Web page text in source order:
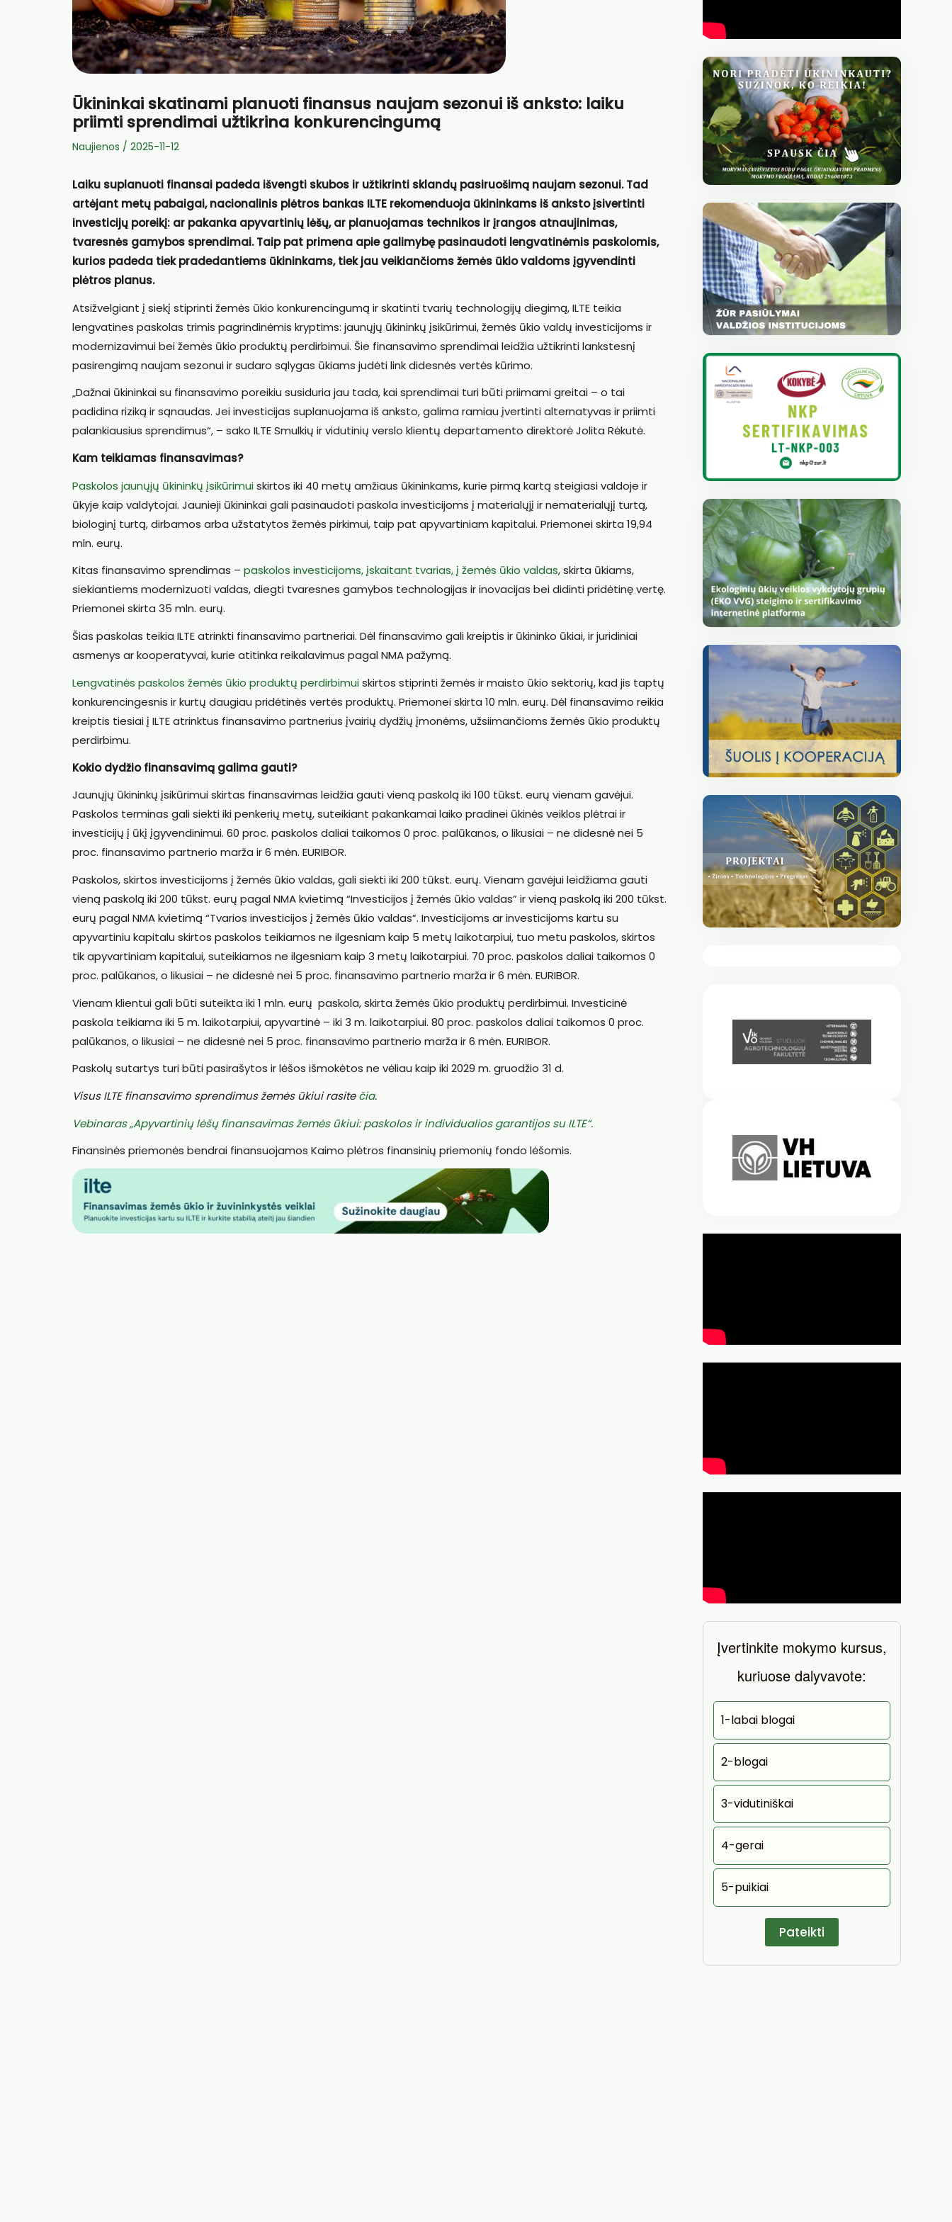
Ūkininkai skatinami planuoti finansus naujam sezonui iš anksto: laiku
priimti sprendimai užtikrina konkurencingumą
Naujienos / 2025-11-12
Laiku suplanuoti finansai padeda išvengti skubos ir užtikrinti sklandų pasiruošimą naujam sezonui. Tad
artėjant metų pabaigai, nacionalinis plėtros bankas ILTE rekomenduoja ūkininkams iš anksto įsivertinti
investicijų poreikį: ar pakanka apyvartinių lėšų, ar planuojamas technikos ir įrangos atnaujinimas,
tvaresnės gamybos sprendimai.Taip pat primena apie galimybę pasinaudoti lengvatinėmis paskolomis,
kurios padeda tiek pradedantiems ūkininkams, tiek jau veikiančioms žemės ūkio valdoms įgyvendinti
plėtros planus.
Atsižvelgiant į siekį stiprinti žemės ūkio konkurencingumą ir skatinti tvarių technologijų diegimą, ILTE teikia
lengvatines paskolas trimis pagrindinėmis kryptims: jaunųjų ūkininkų įsikūrimui, žemės ūkio valdų investicijoms ir
modernizavimui bei žemės ūkio produktų perdirbimui. Šie finansavimo sprendimai leidžia užtikrinti lankstesnį
pasirengimą naujam sezonui ir sudaro sąlygas ūkiams judėti link didesnės vertės kūrimo.
„Dažnai ūkininkai su finansavimo poreikiu susiduria jau tada, kai sprendimai turi būti priimami greitai – o tai
padidina riziką ir sąnaudas. Jei investicijas suplanuojama iš anksto, galima ramiau įvertinti alternatyvas ir priimti
palankiausius sprendimus“, – sako ILTE Smulkių ir vidutinių verslo klientų departamento direktorė Jolita Rėkutė.
Kam teikiamas finansavimas?
Paskolos jaunųjų ūkininkų įsikūrimuiskirtos iki 40 metų amžiaus ūkininkams, kurie pirmą kartą steigiasi valdoje ir
ūkyje kaip valdytojai. Jaunieji ūkininkai gali pasinaudoti paskola investicijoms į materialųjį ir nematerialųjį turtą,
biologinį turtą, dirbamos arba užstatytos žemės pirkimui, taip pat apyvartiniam kapitalui. Priemonei skirta 19,94
mln. eurų.
Kitas finansavimo sprendimas – paskolos investicijoms, įskaitant tvarias, į žemės ūkio valdas, skirta ūkiams,
siekiantiems modernizuoti valdas, diegti tvaresnes gamybos technologijas ir inovacijas bei didinti pridėtinę vertę.
Priemonei skirta 35 mln. eurų.
Šias paskolas teikia ILTE atrinkti finansavimo partneriai. Dėl finansavimo gali kreiptis ir ūkininko ūkiai, ir juridiniai
asmenys ar kooperatyvai, kurie atitinka reikalavimus pagal NMA pažymą.
Lengvatinės paskolos žemės ūkio produktų perdirbimuiskirtos stiprinti žemės ir maisto ūkio sektorių, kad jis taptų
konkurencingesnis ir kurtų daugiau pridėtinės vertės produktų. Priemonei skirta 10 mln. eurų. Dėl finansavimo reikia
kreiptis tiesiai į ILTE atrinktus finansavimo partnerius įvairių dydžių įmonėms, užsiimančioms žemės ūkio produktų
perdirbimu.
Kokio dydžio finansavimą galima gauti?
Jaunųjų ūkininkų įsikūrimui skirtas finansavimas leidžia gauti vieną paskolą iki 100 tūkst. eurų vienam gavėjui.
Paskolos terminas gali siekti iki penkerių metų, suteikiant pakankamai laiko pradinei ūkinės veiklos plėtrai ir
investicijų į ūkį įgyvendinimui. 60 proc. paskolos daliai taikomos 0 proc. palūkanos, o likusiai – ne didesnė nei 5
proc. finansavimo partnerio marža ir 6 mėn. EURIBOR.
Paskolos, skirtos investicijoms į žemės ūkio valdas, gali siekti iki 200 tūkst. eurų. Vienam gavėjui leidžiama gauti
vieną paskolą iki 200 tūkst. eurų pagal NMA kvietimą “Investicijos į žemės ūkio valdas” ir vieną paskolą iki 200 tūkst.
eurų pagal NMA kvietimą “Tvarios investicijos į žemės ūkio valdas”. Investicijoms ar investicijoms kartu su
apyvartiniu kapitalu skirtos paskolos teikiamos ne ilgesniam kaip 5 metų laikotarpiui, tuo metu paskolos, skirtos
tik apyvartiniam kapitalui, suteikiamos ne ilgesniam kaip 3 metų laikotarpiui. 70 proc. paskolos daliai taikomos 0
proc. palūkanos, o likusiai – ne didesnė nei 5 proc. finansavimo partnerio marža ir 6 mėn. EURIBOR.
Vienam klientui gali būti suteikta iki 1 mln. eurų paskola, skirta žemės ūkio produktų perdirbimui. Investicinė
paskola teikiama iki 5 m. laikotarpiui, apyvartinė – iki 3 m. laikotarpiui. 80 proc. paskolos daliai taikomos 0 proc.
palūkanos, o likusiai – ne didesnė nei 5 proc. finansavimo partnerio marža ir 6 mėn. EURIBOR.
Paskolų sutartys turi būti pasirašytos ir lėšos išmokėtos ne vėliau kaip iki 2029 m. gruodžio 31 d.
Visus ILTE finansavimo sprendimus žemės ūkiui rasitečia.
Vebinaras „Apyvartinių lėšų finansavimas žemės ūkiui: paskolos ir individualios garantijos su ILTE“.
Finansinės priemonės bendrai finansuojamos Kaimo plėtros finansinių priemonių fondo lėšomis.
Įvertinkite mokymo kursus,
kuriuose dalyvavote:
1-labai blogai
2-blogai
3-vidutiniškai
4-gerai
5-puikiai